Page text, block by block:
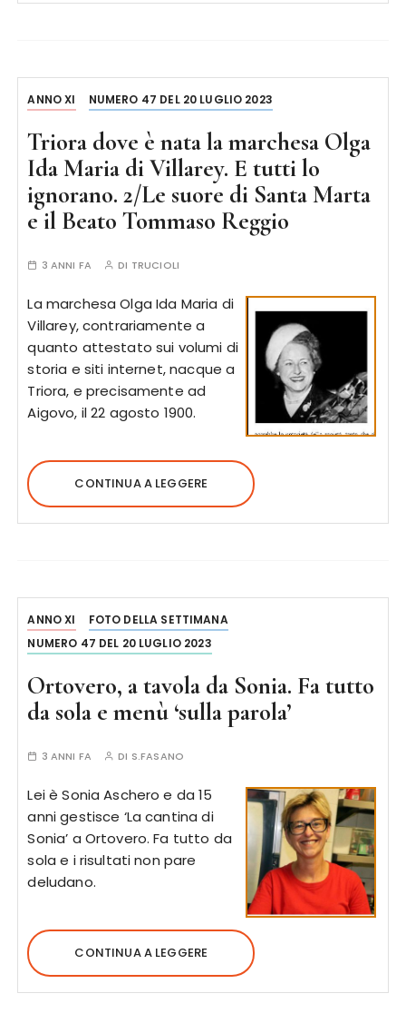
ANNO XI NUMERO 47 DEL 20 LUGLIO 2023
Triora dove è nata la marchesa Olga
Ida Maria di Villarey. E tutti lo
ignorano. 2/Le suore di Santa Marta
e il Beato Tommaso Reggio
3 ANNI FA DI TRUCIOLI
La marchesa Olga Ida Maria di
Villarey, contrariamente a
quanto attestato sui volumi di
storia e siti internet, nacque a
Triora, e precisamente ad
Aigovo, il 22 agosto 1900.
CONTINUA A LEGGERE
ANNO XI
FOTO DELLA SETTIMANA
NUMERO 47 DEL 20 LUGLIO 2023
Ortovero, a tavola da Sonia. Fa tutto
da sola e menù ‘sulla parola’
3 ANNI FA DI S.FASANO
Lei è Sonia Aschero e da 15
anni gestisce ‘La cantina di
Sonia’ a Ortovero. Fa tutto da
sola e i risultati non pare
deludano.
CONTINUA A LEGGERE